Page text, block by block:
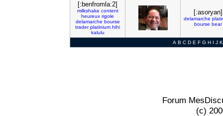
[:benfromla:2]
milkshake content
heureux rigole
delamarche bourse
trader platinium hihi
kalulu
[:asoryan]
delamarche
bourse bear
A B C D E F G H I J K
Forum
(c)